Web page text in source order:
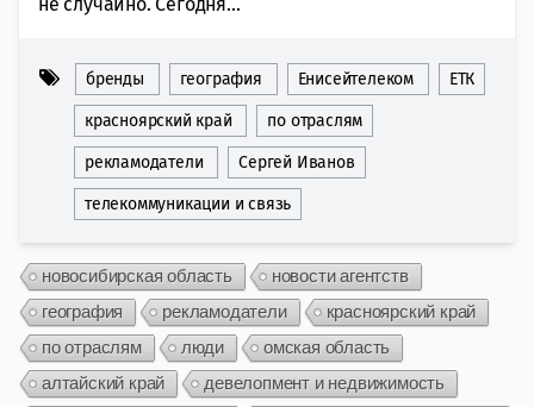
бренды география Енисейтелеком ЕТК
красноярский край по отраслям
рекламодатели Сергей Иванов
телекоммуникации и связь
новосибирская область
новости агентств
география
рекламодатели
красноярский край
по отраслям
люди
омская область
алтайский край
девелопмент и недвижимость